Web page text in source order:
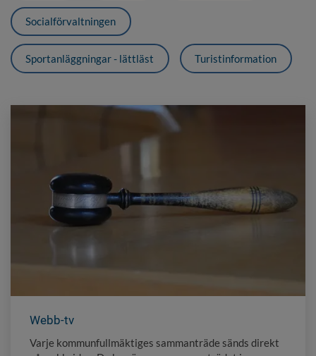
Socialförvaltningen
Sportanläggningar - lättläst Turistinformation
Webb-tv
Varje kommunfullmäktiges sammanträde sänds direkt